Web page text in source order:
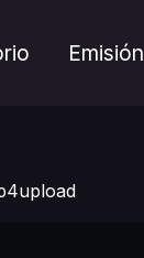
Emisión